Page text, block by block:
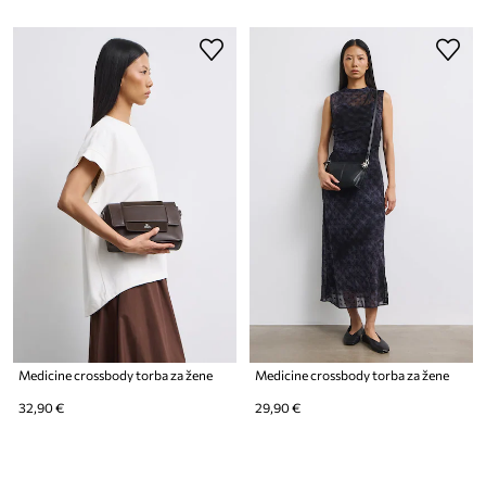
Medicine crossbody torba za žene
32,90 €
Medicine crossbody torba za žene
29,90 €